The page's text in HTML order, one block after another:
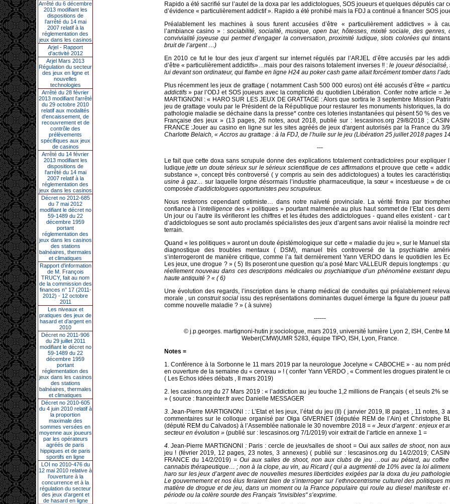
Arrêté du 6 décembre
2013 modifiant les
dispositions de
l’arrêté du 14 mai
2007 relatif à la
réglementation des
jeux dans les casinos
Arjel - Rapport
d'activité 2012
Arjel Mars 2013
Régulation du secteur
des jeux en ligne et
nouvelles
technologies
Arrêté du 28 février
2013 modifiant l'arrêté
du 29 octobre 2010
relatif aux modalités
d'encaissement, de
recouvrement et de
contrôle des
prélèvements
spécifiques aux jeux
de casinos
Arrêté du 14 février
2013 modifiant les
dispositions de
l'arrêté du 14 mai
2007 relatif à la
réglementation des
jeux dans les casinos
Décret no 2012-685
du 7 mai 2012
modifiant le décret no
59-1489 du 22
décembre 1959
portant
réglementation des
jeux dans les casinos
des stations
balnéaires, thermales
et climatiques
Rapport d'information
de M. François
TRUCY, fait au nom
de la commission des
finances n° 17 (2011-
2012) - 12 octobre
2011
Les niveaux et
pratiques des jeux de
hasard et d’argent en
2010
Décret no 2011-906
du 29 juillet 2011
modifiant le décret no
59-1489 du 22
décembre 1959
portant
réglementation des
jeux dans les casinos
des stations
balnéaires, thermales
et climatiques
Décret no 2010-605
du 4 juin 2010 relatif à
la proportion
maximale des
sommes versées en
moyenne aux joueurs
par les opérateurs
agréés de paris
hippiques et de paris
sportifs en ligne
LOI no 2010-476 du
12 mai 2010 relative à
l’ouverture à la
concurrence et à la
régulation du secteur
des jeux d’argent et
de hasard en ligne
Rapido a été sacrifié sur l’autel de la doxa par les addictologues, SOS joueurs et quelques députés car
d’évidence « particulièrement addictif ». Rapido a été prohibé mais la FDJ a continué a financer SOS
Préalablement les machines à sous furent accusées d’être « particulièrement addictives » à
l’ambiance casino » :sociabilité, socialité, musique, open bar, hôtesses, mixité sociale, des genres,
convivialité joyeuse qui permet d’engager la conversation, proximité ludique, slots colorées qui
bruit de l’argent …)
En 2010 ce fut le tour des jeux d’argent sur internet régulés par l’ARJEL d’être accusés par les
d’être « particulièrement addictifs»…mais pour des raisons totalement inverses !! :le joueur désocialisé,
lui devant son ordinateur, qui flambe en ligne H24 au poker cash game allait forcément tomber dans
Plus récemment les jeux de grattage ( notamment Cash 500 000 euros) ont été accusés d’être «
addictifs» par l’ODJ et SOS joueurs avec la complicité du quotidien Libération. Confer notre article =
MARTIGNONI : « HARO SUR LES JEUX DE GRATTAGE : Alors que sortira le 3 septembre Mission
jeu de grattage voulu par le Président de la République pour restaurer les monuments historiques, la
pathologie maladie se déchaine dans la presse* contre ces loteries instantanées qui pèsent 50 % des
Française des jeux » (13 pages, 26 notes, aout 2018, publié sur : lescasinos.org 29/8/2018 ;
FRANCE :Jouer au casino en ligne sur les sites agréés de jeux d'argent autorisés par la France du 3/
Charlotte Belaich, « Accros au grattage : à la FDJ, de l’huile sur le jeu (Libération 25 juillet 2018 pages
---
Le fait que cette doxa sans scrupule donne des explications totalement contradictoires pour expliquer
ludiquejette un doute sérieux sur le sérieux scientifique de ces affirmations et prouve que cette «
substance », concept très controversé ( y compris au sein des addictologues) a toutes les
usine à gaz… sur laquelle lorgne désormais l’industrie pharmaceutique, la sœur « incestueuse » de
composée d’addictologues opportunistes peu scrupuleux.
Nous resterons cependant optimiste… dans notre naïveté provinciale. La vérité finira par
confiance à l ’intelligence des « politiques » pourtant malmenée au plus haut sommet de l’Etat ces
Un jour ou l’autre ils vérifieront les chiffres et les études des addictologues - quand elles existent - car
d’addictologues se sont auto proclamés spécialistes des jeux d’argent sans avoir réalisé la moindre
terrain.
Quand « les politiques » auront un doute épistémologique sur cette « maladie du jeu », sur le Manuel
diagnostique des troubles mentaux ( DSM), manuel très controversé de la psychiatrie
s’interrogeront de manière critique, comme l’a fait dernièrement Yann VERDO dans le quotidien les
Les jeux, une drogue ? » ( 5) Ils poseront une question qu’a posé Marc VALLEUR depuis longtemps :
réellement nouveau dans ces descriptions médicales ou psychiatrique d’un phénomène existant
haute antiquité ? « ( 6)
Une évolution des regards, l’inscription dans le champ médical de conduites qui préalablement
morale , un construit social issu des représentations dominantes duquel émerge la figure du joueur
comme nouvelle maladie ? » ( à suivre)
------
© j.p.georges. martignoni-hutin jr.sociologue, mars 2019, université lumière Lyon 2, ISH, Centre
Weber(CMW)UMR 5283, équipe TIPO, ISH, Lyon, France.
Notes =
1. Conférence à la Sorbonne le 11 mars 2019 par la neurologue Jocelyne « CABOCHE » - au nom
en ouverture de la semaine du « cerveau » ! ( confer Yann VERDO , « Comment les drogues piratent le
( Les Echos idées débats , II mars 2019)
2. les casinos.org du 27 Mars 2019 : « l’addiction au jeu touche 1,2 millions de Français ( et seuls 2%
» ( source : franceinter.fr avec Danielle MESSAGER
3.Jean-Pierre MARTIGNONI :: L’Etat et les jeux, l’état du jeu (II) ( janvier 2019, I8 pages , 11 notes, 3
commentaires sur le colloque organisé par Olga GIVERNET (députée REM de l’Ain) et Christophe
(député REM du Calvados) à l’Assemblée nationale le 30 novembre 2018 = « Jeux d’argent : enjeux et
secteur en évolution »(publié sur : lescasinos.org 7/1/2019) voir extrait de l’article en annexe 1 =
4.Jean-Pierre MARTIGNONI: Paris : cercle de jeux/salles de shoot= Oui aux salles de shoot, non
jeu ! (février 2019, 12 pages, 23 notes, 3 annexes) ( publié sur : lescasinos.org du 14/2/2019;
FRANCE du 14/2/2019) = Oui aux salles de shoot, non aux clubs de jeu …oui au pétard, au
cannabis thérapeutique… ; non à la clope, au vin, au Ricard ( qui a augmenté de 10% avec la loi
haro sur les jeux d’argent avec de nouvelles mesures liberticides exigées par la doxa du jeu
Le gouvernement et nos élus feraient bien de s’interroger sur l’ethnocentrisme culturel des politiques
matière de drogue et de jeu, dans un moment ou la France populaire qui roule au diesel manifeste et
période ou la colère sourde des Français "invisibles" s’exprime.